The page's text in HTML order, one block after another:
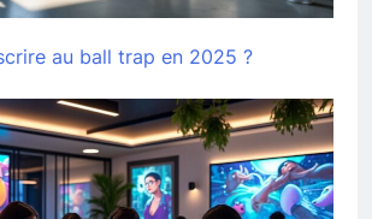
au ball trap en 2025 ?